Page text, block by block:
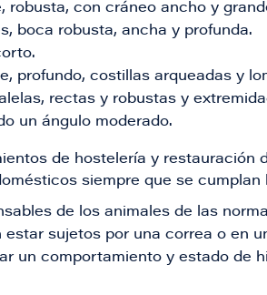
robusta, con cráneo ancho y
boca robusta, ancha y profunda.
profundo, costillas arqueadas y
rectas y robustas y
un ángulo moderado.
de hostelería y restauración
siempre que se cumplan
de los animales de las
estar sujetos por una correa o en
un comportamiento y estado de